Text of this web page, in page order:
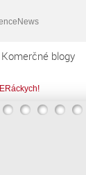
Komerčné blogy